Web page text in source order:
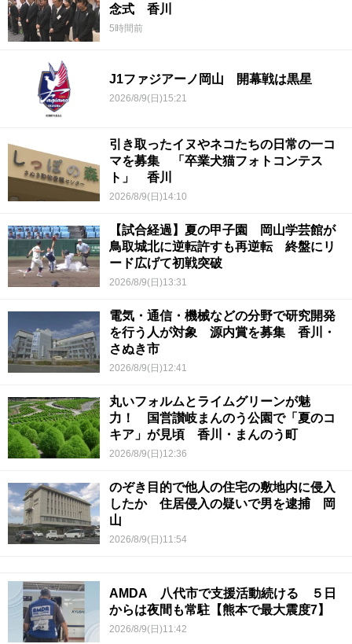
念式 香川
5時間前
J1ファジアーノ岡山 開幕戦は黒星
2026/8/9(日)15:21
引き取ったイヌやネコたちの日常の一コ
マを募集 「卒業犬猫フォトコンテス
ト」 香川
2026/8/9(日)14:10
【試合経過】夏の甲子園 岡山学芸館が
鳥取城北に逆転許すも再逆転 終盤にリ
ード広げて初戦突破
2026/8/9(日)13:31
電気・通信・機械などの分野で研究開発
を行う人が対象 源内賞を募集 香川・
さぬき市
2026/8/9(日)12:41
丸いフォルムとライムグリーンが魅
力！ 国営讃岐まんのう公園で「夏のコ
キア」が見頃 香川・まんのう町
2026/8/9(日)12:36
のぞき目的で他人の住宅の敷地内に侵入
したか 住居侵入の疑いで男を逮捕 岡
山
2026/8/9(日)11:54
AMDA 八代市で支援活動続ける ５日
からは夜間も常駐【熊本で最大震度7】
2026/8/9(日)11:42